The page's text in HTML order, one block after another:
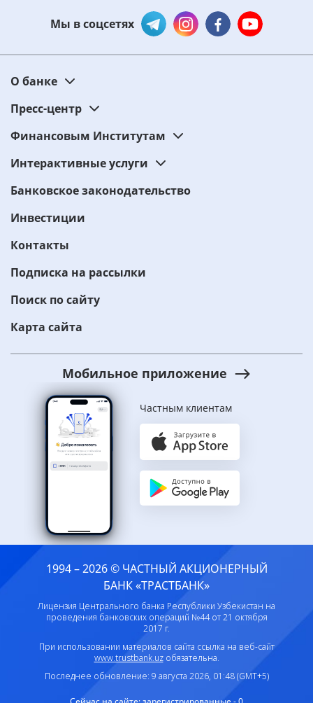
Мы в соцсетях
О банке
Пресс-центр
Финансовым Институтам
Интерактивные услуги
Банковское законодательство
Инвестиции
Контакты
Подписка на рассылки
Поиск по сайту
Карта сайта
Мобильное приложение
Частным клиентам
1994 – 2026 © ЧАСТНЫЙ АКЦИОНЕРНЫЙ
БАНК «ТРАСТБАНК»
Лицензия Центрального банка Республики Узбекистан на
проведения банковских операций №44 от 21 октября
2017 г.
При использовании материалов сайта ссылка на веб-сайт
www.trustbank.uzобязательна.
Последнее обновление: 9 августа 2026, 01:48 (GMT+5)